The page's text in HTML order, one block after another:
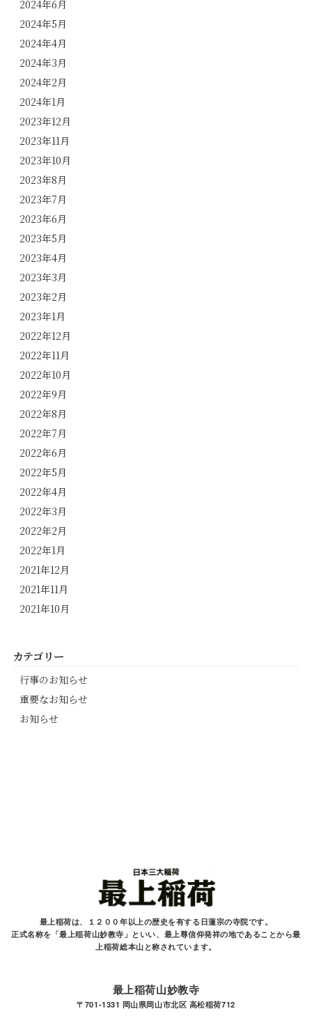
2024年6月
2024年5月
2024年4月
2024年3月
2024年2月
2024年1月
2023年12月
2023年11月
2023年10月
2023年8月
2023年7月
2023年6月
2023年5月
2023年4月
2023年3月
2023年2月
2023年1月
2022年12月
2022年11月
2022年10月
2022年9月
2022年8月
2022年7月
2022年6月
2022年5月
2022年4月
2022年3月
2022年2月
2022年1月
2021年12月
2021年11月
2021年10月
カテゴリー
行事のお知らせ
重要なお知らせ
お知らせ
最上稲荷は、１２００年以上の歴史を有する 日蓮宗の寺院です。
正式名称を「最上稲荷山妙教寺」といい、最上尊信仰発祥の地であることから最
上稲荷総本山と称されています。
最上稲荷山妙教寺
〒701-1331 岡山県岡山市北区 高松稲荷712